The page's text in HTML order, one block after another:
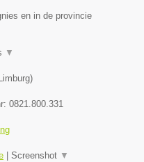
en in de provincie
▼
Limburg)
0821.800.331
Screenshot ▼